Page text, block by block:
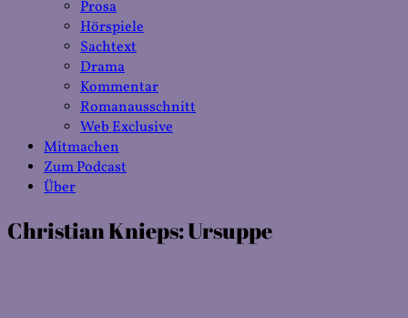
Prosa
Hörspiele
Sachtext
Drama
Kommentar
Romanausschnitt
Web Exclusive
Mitmachen
Zum Podcast
Über
Christian Knieps: Ursuppe